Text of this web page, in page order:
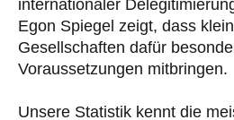
internationaler
Egon Spiegel zeigt, dass
Gesellschaften dafür
Voraussetzungen mitbringen.
Unsere Statistik kennt die